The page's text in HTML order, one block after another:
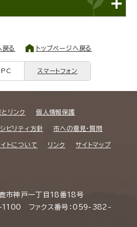
戻る トップページへ戻る
PC スマートフォン
リンク 個人情報保護
ビリティ方針 市への意見・質問
トについて リンク サイトマップ
神戸一丁目18番18号
1100 ファクス番号：059-382-